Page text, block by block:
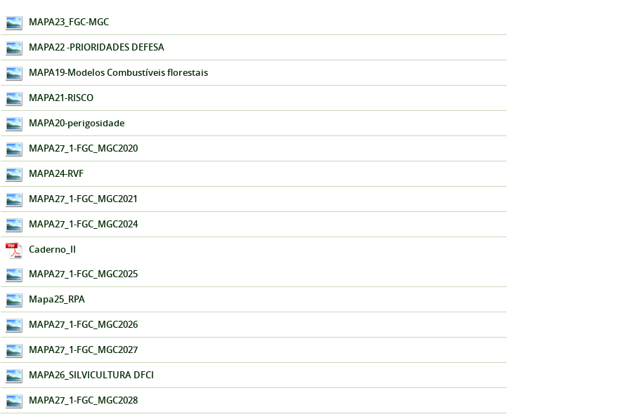
MAPA23_FGC-MGC
MAPA22 -PRIORIDADES DEFESA
MAPA19-Modelos Combustíveis florestais
MAPA21-RISCO
MAPA20-perigosidade
MAPA27_1-FGC_MGC2020
MAPA24-RVF
MAPA27_1-FGC_MGC2021
MAPA27_1-FGC_MGC2024
Caderno_II
MAPA27_1-FGC_MGC2025
Mapa25_RPA
MAPA27_1-FGC_MGC2026
MAPA27_1-FGC_MGC2027
MAPA26_SILVICULTURA DFCI
MAPA27_1-FGC_MGC2028